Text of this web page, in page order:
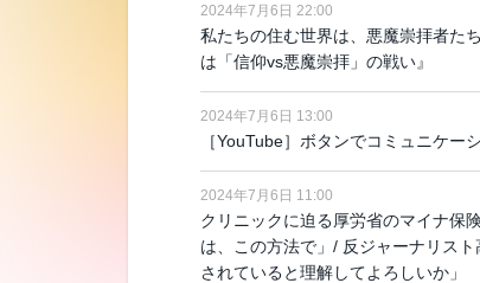
2024年7月6日 22:00
私たちの住む世界は、悪魔崇拝者た
は「信仰vs悪魔崇拝」の戦い』
2024年7月6日 13:00
［YouTube］ボタンでコミュニケー
2024年7月6日 11:00
クリニックに迫る厚労省のマイナ保
は、この方法で」/ 反ジャーナリス
されていると理解してよろしいか」